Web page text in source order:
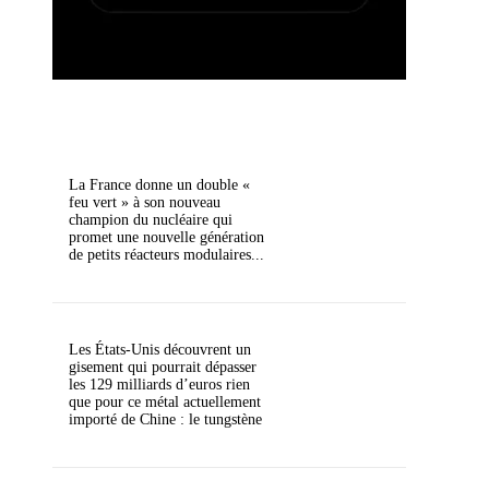
La France donne un double «
feu vert » à son nouveau
champion du nucléaire qui
promet une nouvelle génération
de petits réacteurs modulaires...
Les États-Unis découvrent un
gisement qui pourrait dépasser
les 129 milliards d’euros rien
que pour ce métal actuellement
importé de Chine : le tungstène